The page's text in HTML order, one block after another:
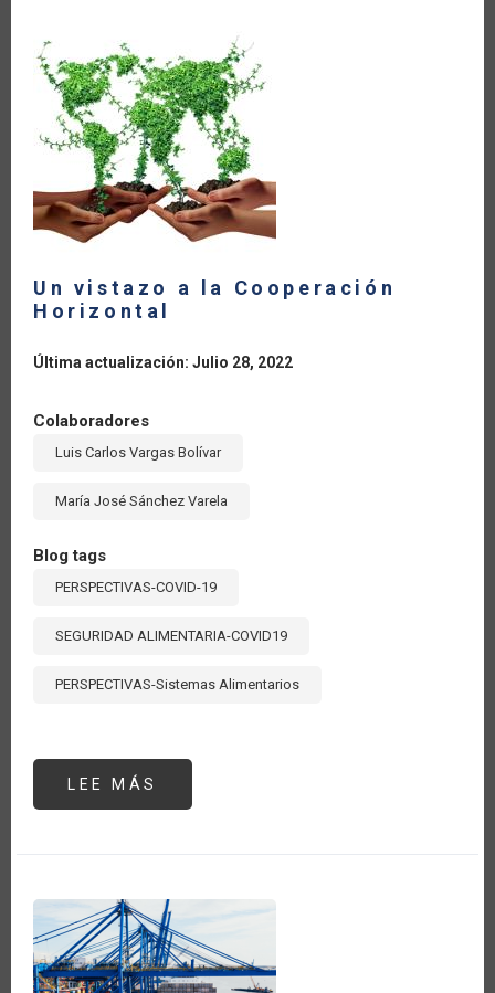
CARIBE
HAN
CRECIDO
22
%
A
PESAR
DE
LOS
EFECTOS
DEL
CONFLICTO
ARMADO
Un vistazo a la Cooperación
Horizontal
Última actualización: Julio 28, 2022
Colaboradores
Luis Carlos Vargas Bolívar
María José Sánchez Varela
Blog tags
PERSPECTIVAS-COVID-19
SEGURIDAD ALIMENTARIA-COVID19
PERSPECTIVAS-Sistemas Alimentarios
LEE MÁS
VISTAZO